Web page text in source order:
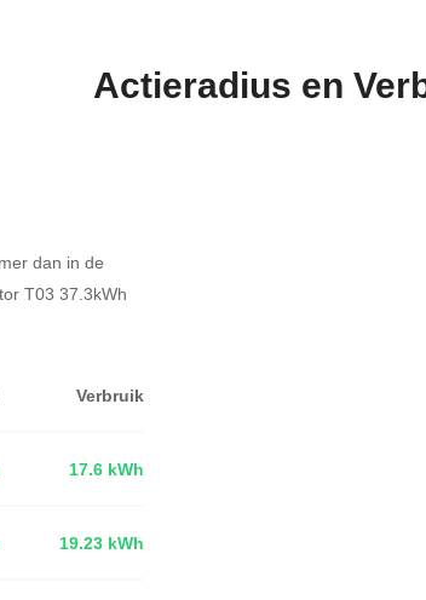
Actieradius en
dan in de
T03 37.3kWh
Verbruik
17.6 kWh
19.23 kWh